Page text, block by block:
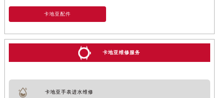
卡地亚配件
卡地亚维修服务
卡地亚手表进水维修